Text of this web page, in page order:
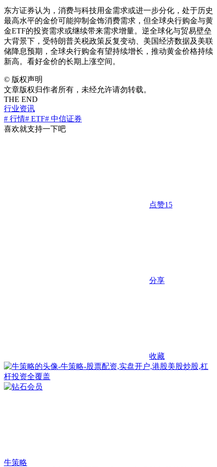
东方证券认为，消费与科技用金需求或进一步分化，处于历史
最高水平的金价可能抑制金饰消费需求，但全球央行购金与黄
金ETF的投资需求或继续带来需求增量。逆全球化与贸易壁垒
大背景下，受特朗普关税政策反复变动、美国经济数据及美联
储降息预期，全球央行购金有望持续增长，推动黄金价格持续
新高。看好金价的长期上涨空间。
© 版权声明
文章版权归作者所有，未经允许请勿转载。
THE END
行业资讯
# 行情# ETF# 中信证券
喜欢就支持一下吧
点赞15
分享
收藏
牛策略